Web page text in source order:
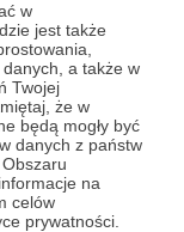
w
jest także
a także w
Twojej
że w
będą mogły być
danych z państw
na
celów
prywatności.